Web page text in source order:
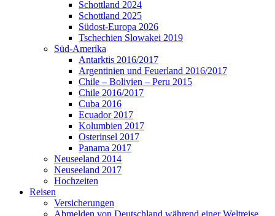
Schottland 2024
Schottland 2025
Südost-Europa 2026
Tschechien Slowakei 2019
Süd-Amerika
Antarktis 2016/2017
Argentinien und Feuerland 2016/2017
Chile – Bolivien – Peru 2015
Chile 2016/2017
Cuba 2016
Ecuador 2017
Kolumbien 2017
Osterinsel 2017
Panama 2017
Neuseeland 2014
Neuseeland 2017
Hochzeiten
Reisen
Versicherungen
Abmelden von Deutschland während einer Weltreise